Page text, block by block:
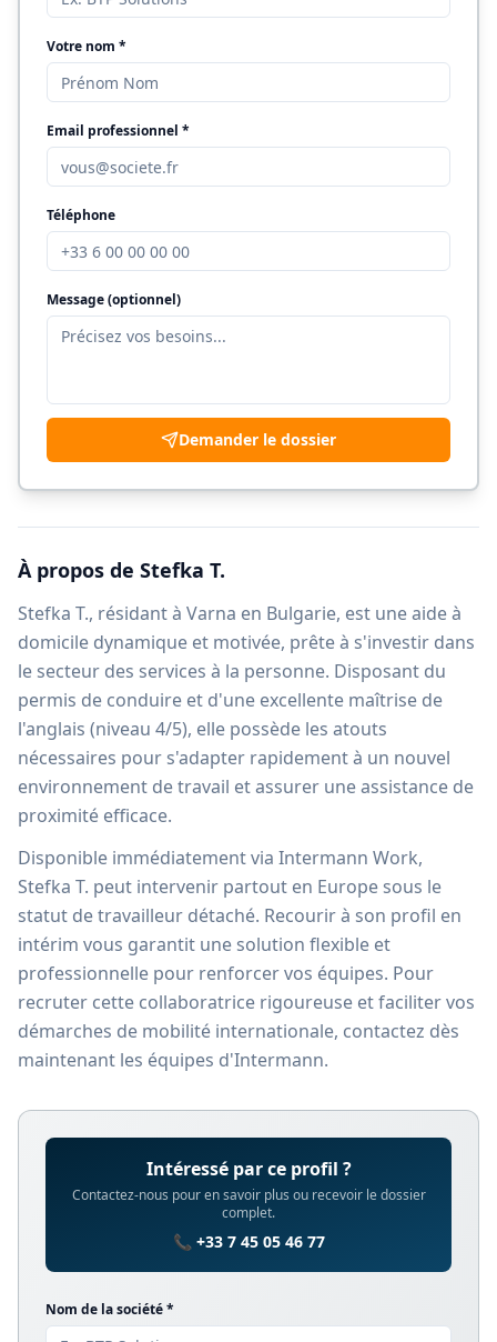
Votre nom *
Email professionnel *
Téléphone
Message (optionnel)
Demander le dossier
À propos de Stefka T.
Stefka T., résidant à Varna en Bulgarie, est une aide à
domicile dynamique et motivée, prête à s'investir dans
le secteur des services à la personne. Disposant du
permis de conduire et d'une excellente maîtrise de
l'anglais (niveau 4/5), elle possède les atouts
nécessaires pour s'adapter rapidement à un nouvel
environnement de travail et assurer une assistance de
proximité efficace.
Disponible immédiatement via Intermann Work,
Stefka T. peut intervenir partout en Europe sous le
statut de travailleur détaché. Recourir à son profil en
intérim vous garantit une solution flexible et
professionnelle pour renforcer vos équipes. Pour
recruter cette collaboratrice rigoureuse et faciliter vos
démarches de mobilité internationale, contactez dès
maintenant les équipes d'Intermann.
Intéressé par ce profil ?
Contactez-nous pour en savoir plus ou recevoir le dossier
complet.
📞 +33 7 45 05 46 77
Nom de la société *